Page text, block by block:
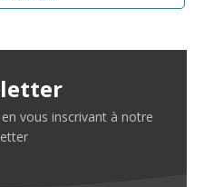
vous inscrivant à notre